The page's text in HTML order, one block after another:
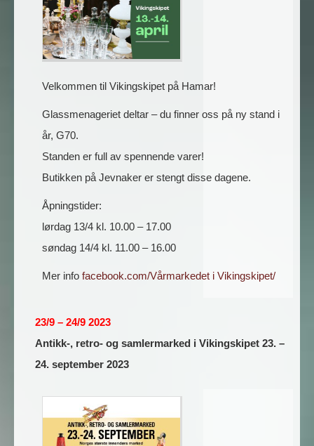
Velkommen til Vikingskipet på Hamar!
Glassmenageriet deltar – du finner oss på ny stand i
år, G70.
Standen er full av spennende varer!
Butikken på Jevnaker er stengt disse dagene.
Åpningstider:
lørdag 13/4 kl. 10.00 – 17.00
søndag 14/4 kl. 11.00 – 16.00
Mer info facebook.com/Vårmarkedet i Vikingskipet/
23/9 – 24/9 2023
Antikk-, retro- og samlermarked i Vikingskipet 23. –
24. september 2023